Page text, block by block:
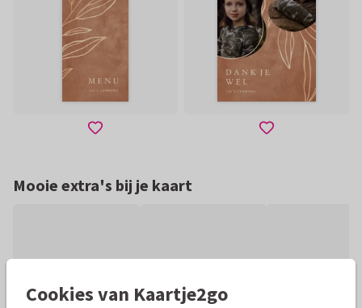
Mooie extra's bij je kaart
Cookies van Kaartje2go